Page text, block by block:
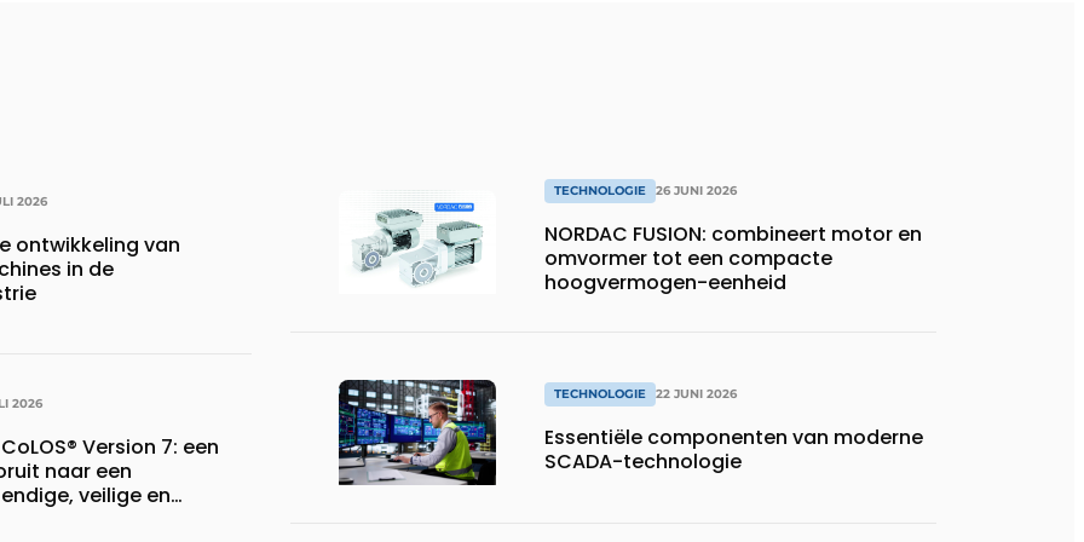
2026
ontwikkeling van
in de
2026
Version 7: een
naar een
veilige en
TECHNOLOGIE 26 JUNI 2026
NORDAC FUSION: combineert motor en
omvormer tot een compacte
hoogvermogen-eenheid
TECHNOLOGIE 22 JUNI 2026
Essentiële componenten van moderne
SCADA-technologie